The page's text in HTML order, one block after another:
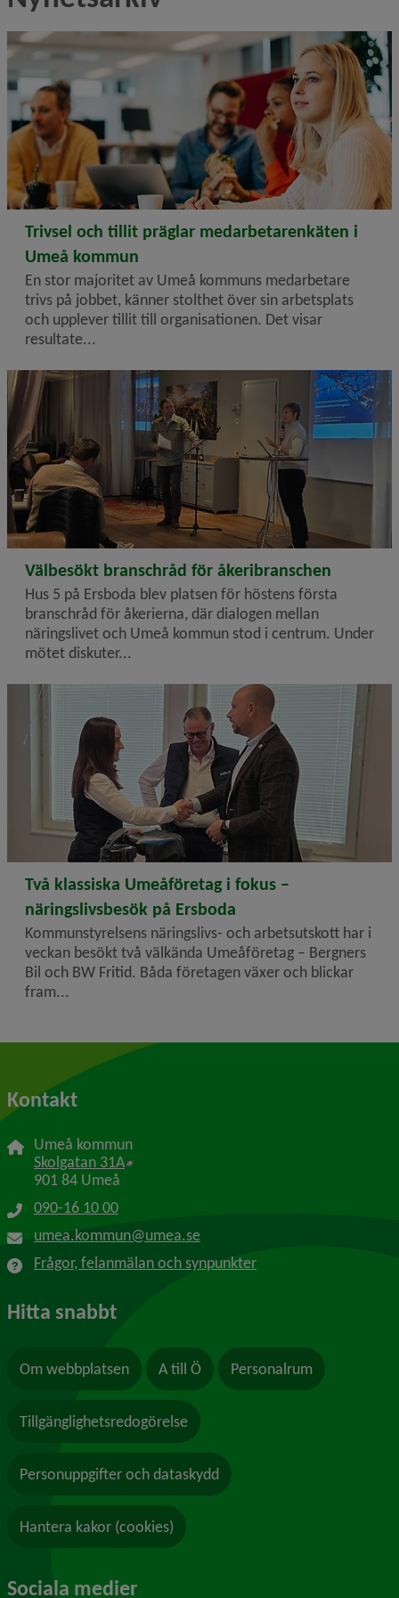
2025-10-29
Trivsel och tillit präglar medarbetarenkäten i
Umeå kommun
En stor majoritet av Umeå kommuns medarbetare
trivs på jobbet, känner stolthet över sin arbetsplats
och upplever tillit till organisationen. Det visar
resultate...
2025-10-28
Välbesökt branschråd för åkeribranschen
Hus 5 på Ersboda blev platsen för höstens första
branschråd för åkerierna, där dialogen mellan
näringslivet och Umeå kommun stod i centrum. Under
mötet diskuter...
2025-10-16
Två klassiska Umeåföretag i fokus –
näringslivsbesök på Ersboda
Kommunstyrelsens näringslivs- och arbetsutskott har i
veckan besökt två välkända Umeåföretag – Bergners
Bil och BW Fritid. Båda företagen växer och blickar
fram...
Kontakt
Umeå kommun
Skolgatan 31A Länk till annan webbplats, öppnas i nytt
901 84 Umeå
090-16 10 00
umea.kommun@umea.se
Frågor, felanmälan och synpunkter
Hitta snabbt
Om webbplatsen A till Ö Personalrum
Tillgänglighetsredogörelse
Personuppgifter och dataskydd
Hantera kakor (cookies)
Sociala medier